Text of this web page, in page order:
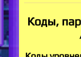
Коды,